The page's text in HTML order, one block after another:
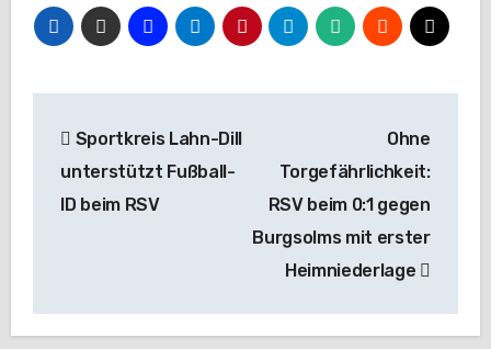
Sportkreis Lahn-Dill
unterstützt Fußball-
ID beim RSV
Ohne
Torgefährlichkeit:
RSV beim 0:1 gegen
Burgsolms mit erster
Heimniederlage